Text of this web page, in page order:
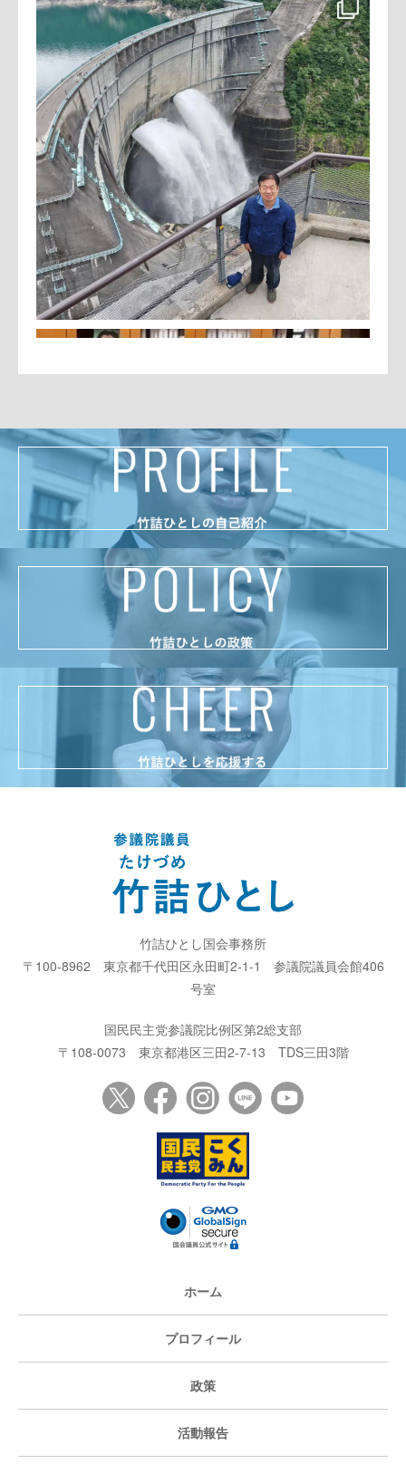
竹詰ひとし国会事務所
〒100-8962
東京都千代田区永田町2-1-1
参議院議員会館406
号室
国民民主党参議院比例区第2総支部
〒108-0073
東京都港区三田2-7-13 TDS三田3階
ホーム
プロフィール
政策
活動報告